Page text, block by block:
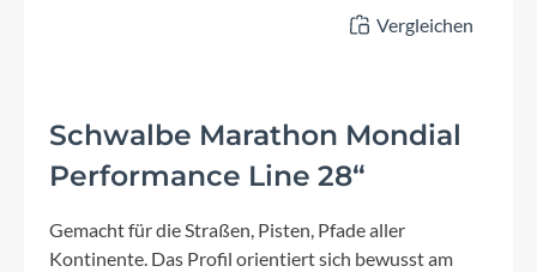
Vergleichen
Schwalbe Marathon Mondial
Performance Line 28“
Gemacht für die Straßen, Pisten, Pfade aller
Kontinente. Das Profil orientiert sich bewusst am